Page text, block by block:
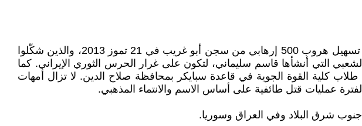
7. العراق: تواطأ نوري المالكي في تأسيس وتمكين تنظيم داعش من غزو مدينة الموصل، وذلك عبر تسهيل هروب 500 إرهابي من سجن أبو غريب في 21 تموز 2013، والذين شكّلوا
التي أنشأها قاسم سليماني، لتكون على غرار الحرس الثوري الإيراني. كما
المباشر عن مجزرة سبايكر، التي راح ضحيتها ما بين 1700 و2200 شهيد من طلاب كلية القوة الجوية في قاعدة سبايكر بمحافظة صلاح الدين. لا تزال أمهات
عمليات قتل طائفية على أساس الاسم والانتماء المذهبي.